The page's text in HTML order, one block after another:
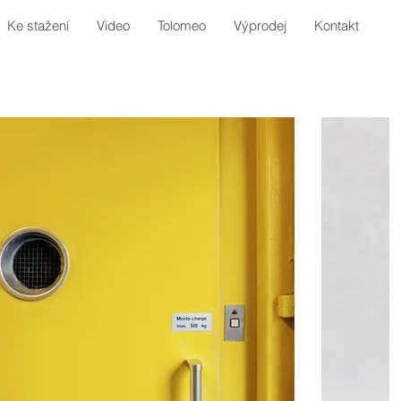
Ke stažení Video Tolomeo Výprodej Kontakt